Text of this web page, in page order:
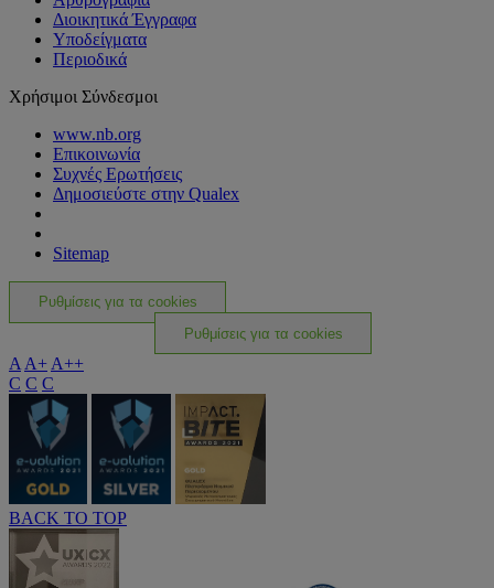
Διοικητικά Έγγραφα
Υποδείγματα
Περιοδικά
Χρήσιμοι Σύνδεσμοι
www.nb.org
Επικοινωνία
Συχνές Ερωτήσεις
Δημοσιεύστε στην Qualex
Sitemap
Ρυθμίσεις για τα cookies
Ρυθμίσεις για τα cookies
A A+ A++
C C C
BACK TO TOP